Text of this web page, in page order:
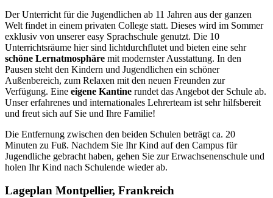
Der Unterricht für die Jugendlichen ab 11 Jahren aus der ganzen
Welt findet in einem privaten College statt. Dieses wird im Sommer
exklusiv von unserer easy Sprachschule genutzt. Die 10
Unterrichtsräume hier sind lichtdurchflutet und bieten eine sehr
schöne Lernatmosphäre mit modernster Ausstattung. In den
Pausen steht den Kindern und Jugendlichen ein schöner
Außenbereich, zum Relaxen mit den neuen Freunden zur
Verfügung. Eine eigene Kantine rundet das Angebot der Schule ab.
Unser erfahrenes und internationales Lehrerteam ist sehr hilfsbereit
und freut sich auf Sie und Ihre Familie!
Die Entfernung zwischen den beiden Schulen beträgt ca. 20
Minuten zu Fuß. Nachdem Sie Ihr Kind auf den Campus für
Jugendliche gebracht haben, gehen Sie zur Erwachsenenschule und
holen Ihr Kind nach Schulende wieder ab.
Lageplan Montpellier, Frankreich